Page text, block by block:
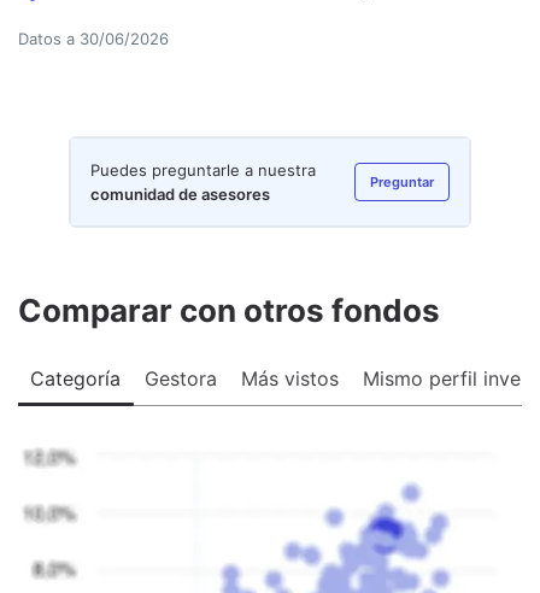
Datos a 30/06/2026
Puedes preguntarle a nuestra
comunidad de asesores
Preguntar
Comparar con otros fondos
Categoría Gestora Más vistos Mismo perfil